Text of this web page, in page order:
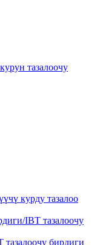
тазалоочу
курду тазалоо
IBT тазалоочу
бирдиги